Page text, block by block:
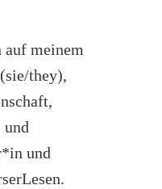
meinem
they),
und